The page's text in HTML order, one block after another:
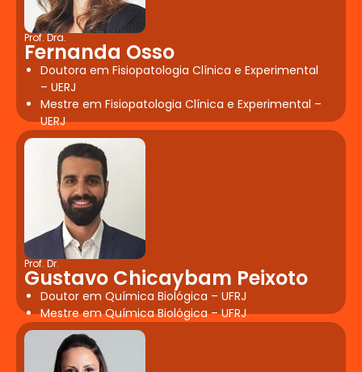
Prof. Dra.
Fernanda Osso
Doutora em Fisiopatologia Clínica e Experimental
– UERJ
Mestre em Fisiopatologia Clínica e Experimental –
UERJ
Prof. Dr.
Gustavo Chicaybam Peixoto
Doutor em Química Biológica – UFRJ
Mestre em Química Biológica – UFRJ